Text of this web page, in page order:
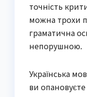
точність
можна трохи
граматична
непорушною.
Українська
ви